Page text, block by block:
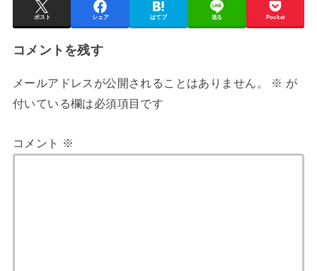
ポスト シェア はてブ 送る Pocket
コメントを残す
メールアドレスが公開されることはありません。 ※ が
付いている欄は必須項目です
コメント ※